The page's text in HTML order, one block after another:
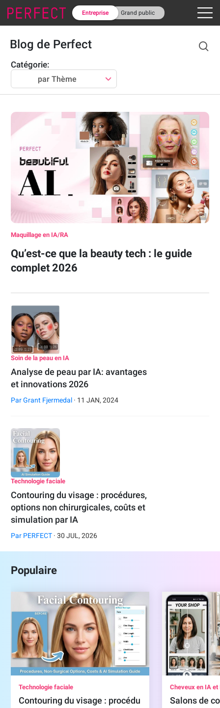
Entreprise Grand public
Blog de Perfect
Catégorie:
par Thème
Maquillage en IA/RA
Qu’est-ce que la beauty tech : le guide
complet 2026
Soin de la peau en IA
Analyse de peau par IA: avantages
et innovations 2026
ParGrant Fjermedal · 11 JAN, 2024
Technologie faciale
Contouring du visage : procédures,
options non chirurgicales, coûts et
simulation par IA
Par PERFECT · 30 JUL, 2026
Populaire
Technologie faciale
Contouring du visage : procédu
Cheveux en IA et
Salons de